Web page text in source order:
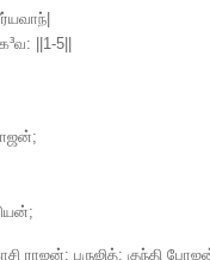
||1-5||
ராஜன்; புருஜித்; குந்தி